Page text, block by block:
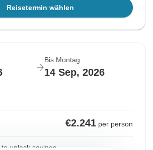
Reisetermin wählen
Bis Montag
14 Sep, 2026
€2.241 per person
to unlock savings